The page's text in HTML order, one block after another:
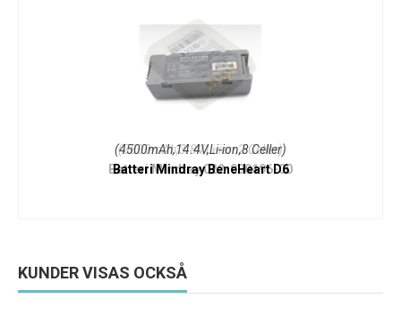
(4500mAh,14.4V,Li-ion,8 Celler)
Batteri Mindray BeneHeart D6
KUNDER VISAS OCKSÅ